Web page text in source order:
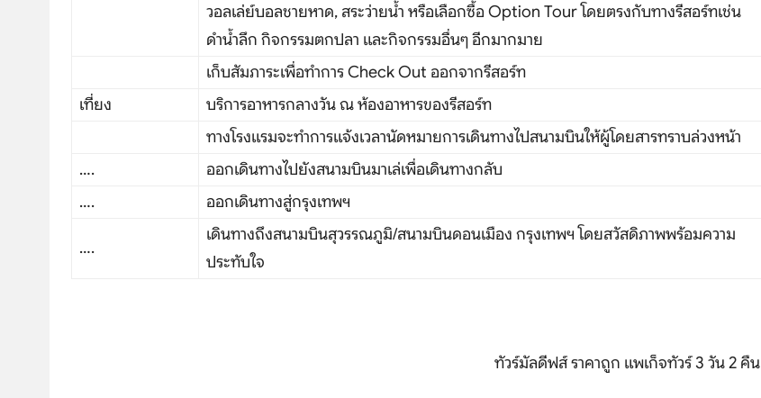
วอลเล่ย์บอลชายหาด, สระว่ายน้ำ หรือเลือกซื้อ Option Tour โดยตรงกับทางรีสอร์ทเช่น
ดำน้ำลึก กิจกรรมตกปลา และกิจกรรมอื่นๆ อีกมากมาย
เก็บสัมภาระเพื่อทำการ Check Out ออกจากรีสอร์ท
เที่ยง
บริการอาหารกลางวัน ณ ห้องอาหารของรีสอร์ท
ทางโรงแรมจะทำการแจ้งเวลานัดหมายการเดินทางไปสนามบินให้ผู้โดยสารทราบล่วงหน้า
….
ออกเดินทางไปยังสนามบินมาเล่เพื่อเดินทางกลับ
….
ออกเดินทางสู่กรุงเทพฯ
….
เดินทางถึงสนามบินสุวรรณภูมิ/สนามบินดอนเมือง กรุงเทพฯ โดยสวัสดิภาพพร้อมความ
ประทับใจ
ทัวร์มัลดีฟส์ ราคาถูก แพเก็จทัวร์ 3 วัน 2 คืน